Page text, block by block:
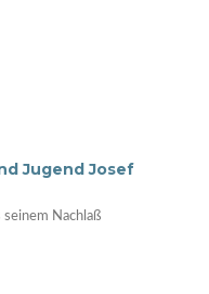
Jugend Josef
Nachlaß